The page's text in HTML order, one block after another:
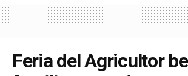
Feria del Agricultor